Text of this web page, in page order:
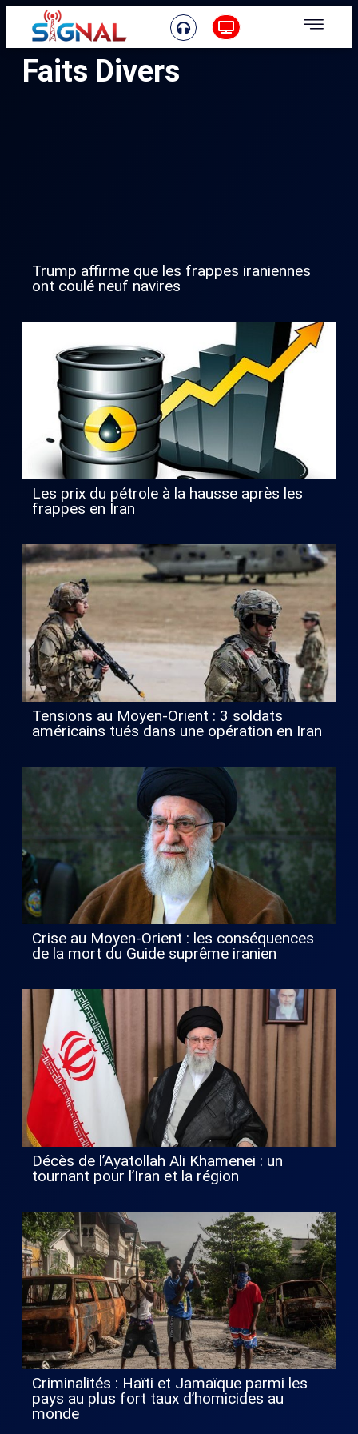
Faits Divers
Trump affirme que les frappes iraniennes
ont coulé neuf navires
Les prix du pétrole à la hausse après les
frappes en Iran
Tensions au Moyen-Orient : 3 soldats
américains tués dans une opération en Iran
Crise au Moyen-Orient : les conséquences
de la mort du Guide suprême iranien
Décès de l’Ayatollah Ali Khamenei : un
tournant pour l’Iran et la région
Criminalités : Haïti et Jamaïque parmi les
pays au plus fort taux d’homicides au
monde